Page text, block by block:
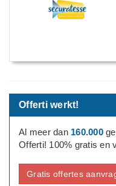
Offerti werkt!
Al meer dan 160.000
Offerti! 100% gratis en
Gratis offertes